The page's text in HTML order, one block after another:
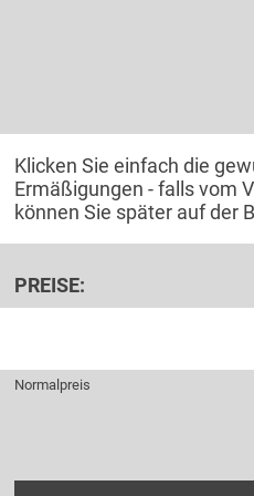
Klicken Sie einfach die
Ermäßigungen - falls vom
können Sie später auf der
PREISE:
Normalpreis